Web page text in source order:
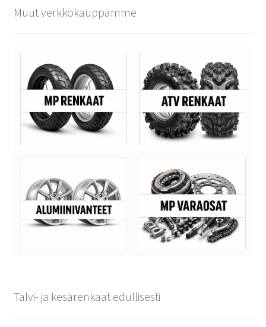
Muut verkkokauppamme
Talvi- ja kesärenkaat edullisesti